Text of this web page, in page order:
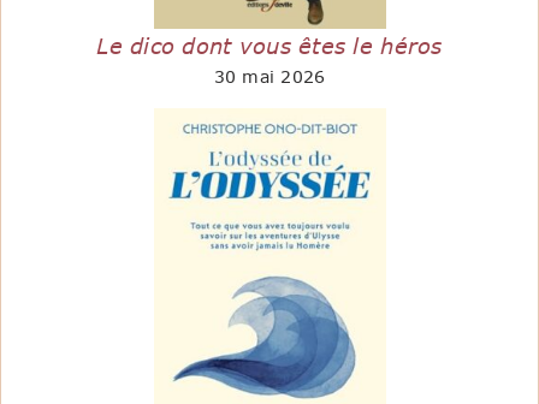
Le dico dont vous êtes le héros
30 mai 2026